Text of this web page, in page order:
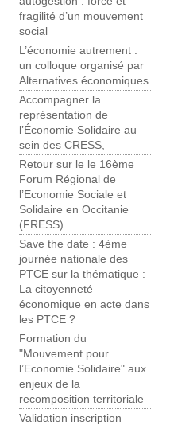
fragilité d’un mouvement
social
L’économie autrement :
un colloque organisé par
Alternatives économiques
Accompagner la
représentation de
l’Économie Solidaire au
sein des CRESS,
Retour sur le le 16ème
Forum Régional de
l’Economie Sociale et
Solidaire en Occitanie
(FRESS)
Save the date : 4ème
journée nationale des
PTCE sur la thématique :
La citoyenneté
économique en acte dans
les PTCE ?
Formation du
"Mouvement pour
l’Economie Solidaire" aux
enjeux de la
recomposition territoriale
Validation inscription